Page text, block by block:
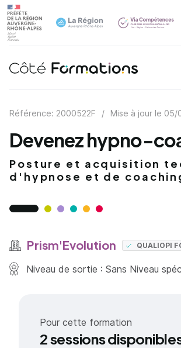
Référence: 2000522F / Mise à jour le 05/
Devenez hypno-
Posture et acquisition
d'hypnose et de
Prism'Evolution QUALIOPI
Niveau de sortie : Sans Niveau
Pour cette formation
2 sessions